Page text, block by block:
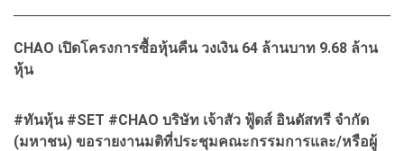
CHAO เปิดโครงการซื้อหุ้นคืน วงเงิน 64 ล้านบาท 9.68 ล้าน
หุ้น
#ทันหุ้น #SET #CHAO บริษัท เจ้าสัว ฟู้ดส์ อินดัสทรี จำกัด
(มหาชน) ขอรายงานมติที่ประชุมคณะกรรมการและ/หรือผู้